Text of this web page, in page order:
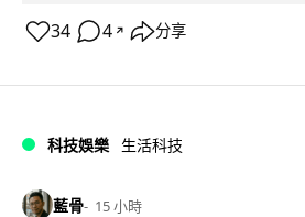
34 4 ↗ 分享
科技娛樂 生活科技
藍骨 15 小時